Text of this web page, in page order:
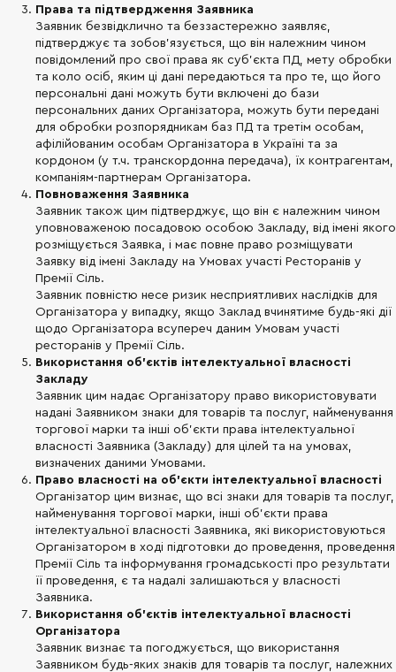
Права та підтвердження Заявника
Заявник безвідклично та беззастережно заявляє,
підтверджує та зобов’язується, що він належним чином
повідомлений про свої права як суб’єкта ПД, мету обробки
та коло осіб, яким ці дані передаються та про те, що його
персональні дані можуть бути включені до бази
персональних даних Організатора, можуть бути передані
для обробки розпорядникам баз ПД та третім особам,
афілійованим особам Організатора в Україні та за
кордоном (у т.ч. транскордонна передача), їх контрагентам,
компаніям-партнерам Організатора.
Повноваження Заявника
Заявник також цим підтверджує, що він є належним чином
уповноваженою посадовою особою Закладу, від імені якого
розміщується Заявка, і має повне право розміщувати
Заявку від імені Закладу на Умовах участі Ресторанів у
Премії Сіль.
Заявник повністю несе ризик несприятливих наслідків для
Організатора у випадку, якщо Заклад вчинятиме будь-які дії
щодо Організатора всупереч даним Умовам участі
ресторанів у Премії Сіль.
Використання об’єктів інтелектуальної власності
Закладу
Заявник цим надає Організатору право використовувати
надані Заявником знаки для товарів та послуг, найменування
торгової марки та інші об’єкти права інтелектуальної
власності Заявника (Закладу) для цілей та на умовах,
визначених даними Умовами.
Право власності на об’єкти інтелектуальної власності
Організатор цим визнає, що всі знаки для товарів та послуг,
найменування торгової марки, інші об’єкти права
інтелектуальної власності Заявника, які використовуються
Організатором в ході підготовки до проведення, проведення
Премії Сіль та інформування громадськості про результати
її проведення, є та надалі залишаються у власності
Заявника.
Використання об’єктів інтелектуальної власності
Організатора
Заявник визнає та погоджується, що використання
Заявником будь-яких знаків для товарів та послуг, належних